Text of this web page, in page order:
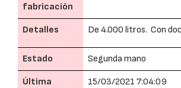
fabricación
Detalles De 4.000 litros. Con
Estado Segunda mano
Última
15/03/2021 7:04:09